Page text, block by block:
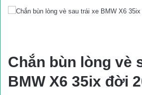
Chắn bùn lòng vè
BMW X6 35ix đời